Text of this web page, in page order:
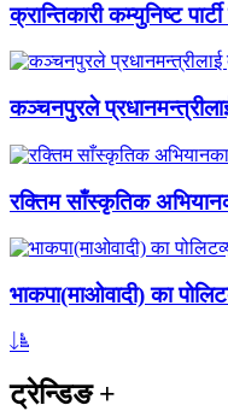
क्रान्तिकारी कम्युनिष्ट
कञ्चनपुरले
रक्तिम साँस्कृतिक
भाकपा(माओवादी) का
ट्रेन्डिङ+